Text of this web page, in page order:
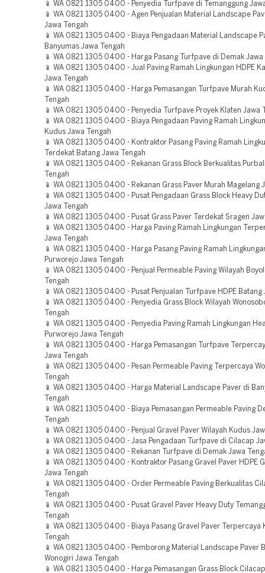
📱 WA 0821 1305 0400 - Penyedia Turfpave di Temanggung
📱 WA 0821 1305 0400 - Agen Penjualan Material Landscape
Jawa Tengah
📱 WA 0821 1305 0400 - Biaya Pengadaan Material Landscape
Banyumas Jawa Tengah
📱 WA 0821 1305 0400 - Harga Pasang Turfpave di Demak Jawa
📱 WA 0821 1305 0400 - Jual Paving Ramah Lingkungan HDPE
Jawa Tengah
📱 WA 0821 1305 0400 - Harga Pemasangan Turfpave Murah
Tengah
📱 WA 0821 1305 0400 - Penyedia Turfpave Proyek Klaten Jawa
📱 WA 0821 1305 0400 - Biaya Pengadaan Paving Ramah
Kudus Jawa Tengah
📱 WA 0821 1305 0400 - Kontraktor Pasang Paving Ramah
Terdekat Batang Jawa Tengah
📱 WA 0821 1305 0400 - Rekanan Grass Block Berkualitas
Tengah
📱 WA 0821 1305 0400 - Rekanan Grass Paver Murah Magelang
📱 WA 0821 1305 0400 - Pusat Pengadaan Grass Block Heavy
Jawa Tengah
📱 WA 0821 1305 0400 - Pusat Grass Paver Terdekat Sragen
📱 WA 0821 1305 0400 - Harga Paving Ramah Lingkungan
Jawa Tengah
📱 WA 0821 1305 0400 - Harga Pasang Paving Ramah
Purworejo Jawa Tengah
📱 WA 0821 1305 0400 - Penjual Permeable Paving Wilayah
Tengah
📱 WA 0821 1305 0400 - Pusat Penjualan Turfpave HDPE Batang
📱 WA 0821 1305 0400 - Penyedia Grass Block Wilayah
Tengah
📱 WA 0821 1305 0400 - Penyedia Paving Ramah Lingkungan
Purworejo Jawa Tengah
📱 WA 0821 1305 0400 - Harga Pemasangan Turfpave
Jawa Tengah
📱 WA 0821 1305 0400 - Pesan Permeable Paving Terpercaya
Tengah
📱 WA 0821 1305 0400 - Harga Material Landscape Paver di
Tengah
📱 WA 0821 1305 0400 - Biaya Pemasangan Permeable Paving
Tengah
📱 WA 0821 1305 0400 - Penjual Gravel Paver Wilayah Kudus
📱 WA 0821 1305 0400 - Jasa Pengadaan Turfpave di Cilacap
📱 WA 0821 1305 0400 - Rekanan Turfpave di Demak Jawa
📱 WA 0821 1305 0400 - Kontraktor Pasang Gravel Paver HDPE
Jawa Tengah
📱 WA 0821 1305 0400 - Order Permeable Paving Berkualitas
Tengah
📱 WA 0821 1305 0400 - Pusat Gravel Paver Heavy Duty
Tengah
📱 WA 0821 1305 0400 - Biaya Pasang Gravel Paver Terpercaya
Tengah
📱 WA 0821 1305 0400 - Pemborong Material Landscape Paver
Wonogiri Jawa Tengah
📱 WA 0821 1305 0400 - Harga Pemasangan Grass Block